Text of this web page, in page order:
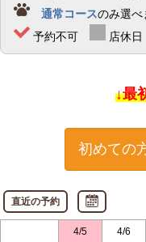
通常コースのみ選べ
予約不可
店休日
↓最
初めての
直近の予約
4/5
4/6